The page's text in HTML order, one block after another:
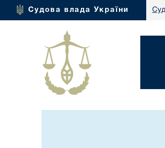
Судова влада України